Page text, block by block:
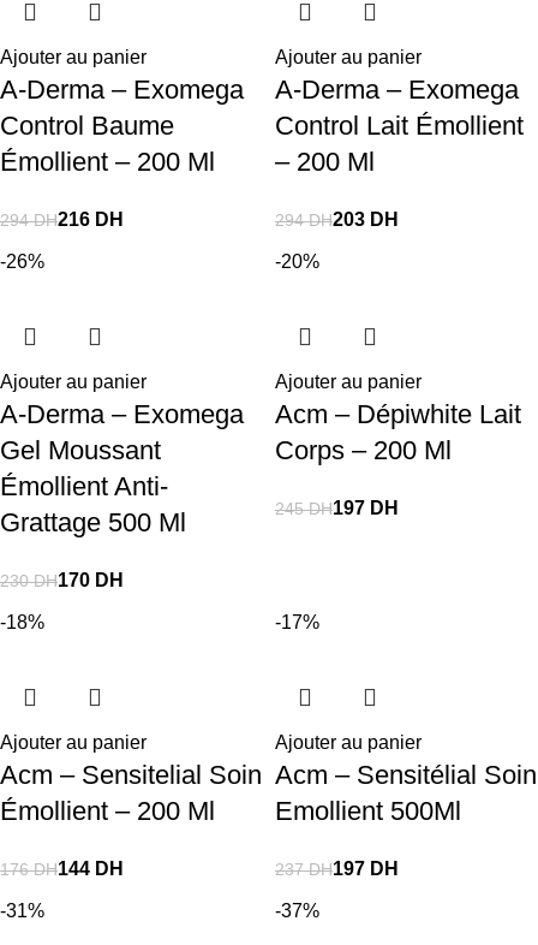
Ajouter au panier
A-Derma – Exomega
Control Baume
Émollient – 200 Ml
294DH216 DH
Ajouter au panier
A-Derma – Exomega
Control Lait Émollient
– 200 Ml
294DH203 DH
-26%
Ajouter au panier
A-Derma – Exomega
Gel Moussant
Émollient Anti-
Grattage 500 Ml
230DH170 DH
-20%
Ajouter au panier
Acm – Dépiwhite Lait
Corps – 200 Ml
245DH197 DH
-18%
Ajouter au panier
Acm – Sensitelial Soin
Émollient – 200 Ml
176DH144 DH
-17%
Ajouter au panier
Acm – Sensitélial Soin
Emollient 500Ml
237DH197 DH
-31% -37%